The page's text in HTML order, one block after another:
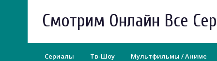
Смотрим Онлайн Все
Сериалы Тв-Шоу Мультфильмы / Аниме